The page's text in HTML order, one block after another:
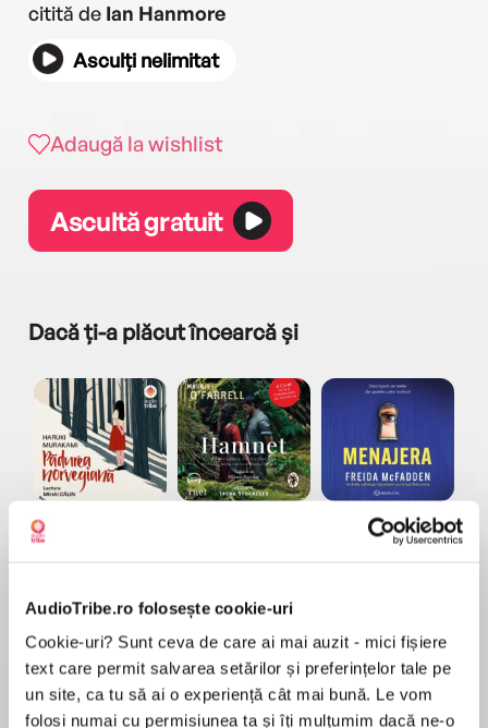
AudioTribe.ro folosește cookie-uri
Cookie-uri? Sunt ceva de care ai mai auzit - mici fișiere
text care permit salvarea setărilor și preferințelor tale pe
un site, ca tu să ai o experiență cât mai bună. Le vom
folosi numai cu permisiunea ta și îți mulțumim dacă ne-o
citită de Ian Hanmore
Asculți nelimitat
Adaugă la wishlist
Ascultă gratuit
Dacă ți-a plăcut încearcă și
Pădurea norvegiană
Elita de Argint (Elita
Diavolul se îmbracă de
Menajera
Freida McFadden
Migdală